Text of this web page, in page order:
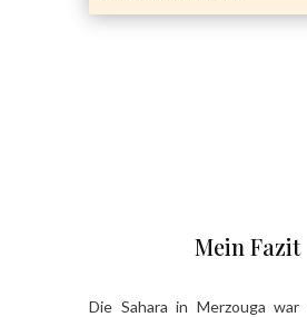
Mein Fazit
Die Sahara in Merzouga